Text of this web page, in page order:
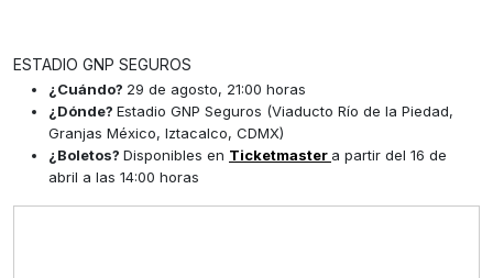
ESTADIO GNP SEGUROS
¿Cuándo? 29 de agosto, 21:00 horas
¿Dónde? Estadio GNP Seguros (Viaducto Río de la Piedad,
Granjas México, Iztacalco, CDMX)
¿Boletos? Disponibles en Ticketmaster a partir del 16 de
abril a las 14:00 horas